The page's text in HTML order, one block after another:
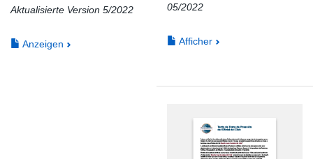
Aktualisierte Version 5/2022
Anzeigen
05/2022
Afficher